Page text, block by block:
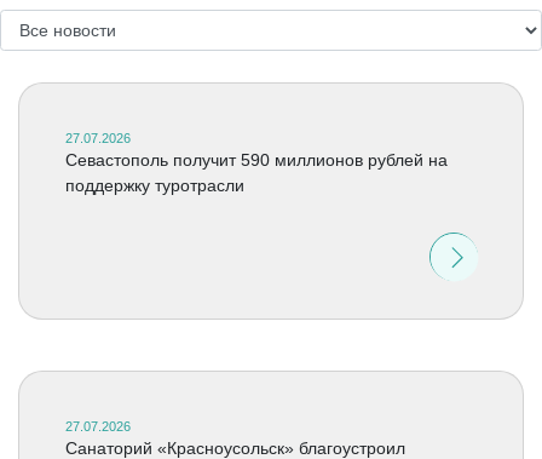
27.07.2026
Севастополь получит 590 миллионов рублей на
поддержку туротрасли
27.07.2026
Санаторий «Красноусольск» благоустроил